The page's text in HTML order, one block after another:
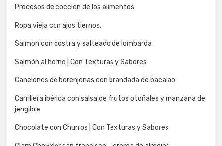
Procesos de coccion de los alimentos
Ropa vieja con ajos tiernos.
Salmon con costra y salteado de lombarda
Salmón al horno | Con Texturas y Sabores
Canelones de berenjenas con brandada de bacalao
Carrillera ibérica con salsa de frutos otoñales y manzana de
jengibre
Chocolate con Churros | Con Texturas y Sabores